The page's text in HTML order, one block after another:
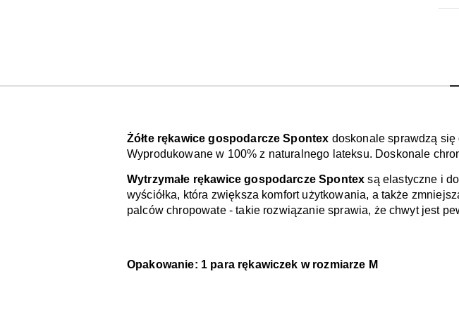
Żółte rękawice gospodarcze Spontex doskonale sprawdzą
Wyprodukowane w 100% z naturalnego lateksu. Doskonale
Wytrzymałe rękawice gospodarcze Spontex są elastyczne i
wyściółka, która zwiększa komfort użytkowania, a także
palców chropowate - takie rozwiązanie sprawia, że chwyt jest
Opakowanie: 1 para rękawiczek w rozmiarze M